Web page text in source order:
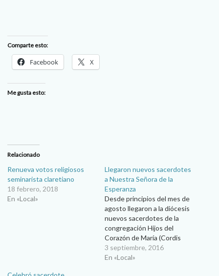
Comparte esto:
Facebook X
Me gusta esto:
Relacionado
Renueva votos religiosos
seminarista claretiano
18 febrero, 2018
En «Local»
Llegaron nuevos sacerdotes
a Nuestra Señora de la
Esperanza
Desde principios del mes de
agosto llegaron a la diócesis
nuevos sacerdotes de la
congregación Hijos del
Corazón de María (Cordis
Maria Filium) conocidos
como Misioneros
3 septiembre, 2016
En «Local»